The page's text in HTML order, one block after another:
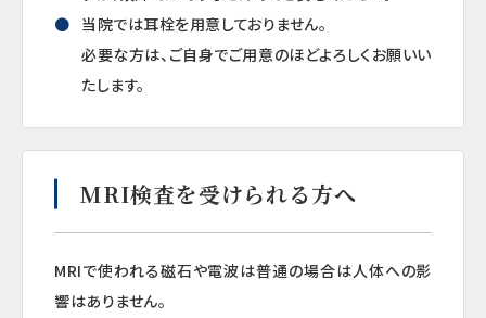
当院では耳栓を用意しておりません。
必要な方は、ご自身でご用意のほどよろしくお願いい
たします。
MRI検査を受けられる方へ
MRIで使われる磁石や電波は普通の場合は人体への影
響はありません。